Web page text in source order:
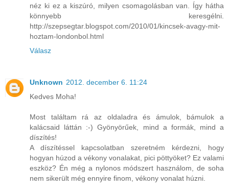
néz ki ez a kiszúró, milyen csomagolásban van. Így hátha
könnyebb keresgélni.
http://szepsegtar.blogspot.com/2010/01/kincsek-avagy-mit-
hoztam-londonbol.html
Válasz
Unknown 2012. december 6. 11:24
Kedves Moha!
Most találtam rá az oldaladra és ámulok, bámulok a
kalácsaid láttán :-) Gyönyörűek, mind a formák, mind a
díszítés!
A díszítéssel kapcsolatban szeretném kérdezni, hogy
hogyan húzod a vékony vonalakat, pici pöttyöket? Ez valami
eszköz? Én még a nylonos módszert használom, de soha
nem sikerült még ennyire finom, vékony vonalat húzni.